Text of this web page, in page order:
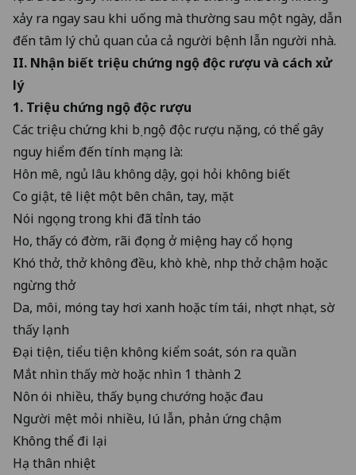
xảy ra ngay sau khi uống mà thường sau một ngày, dẫn
đến tâm lý chủ quan của cả người bệnh lẫn người nhà.
II. Nhận biết triệu chứng ngộ độc rượu và cách xử
lý
1. Triệu chứng ngộ độc rượu
Các triệu chứng khi bị ngộ độc rượu nặng, có thể gây
nguy hiểm đến tính mạng là:
Hôn mê, ngủ lâu không dậy, gọi hỏi không biết
Co giật, tê liệt một bên chân, tay, mặt
Nói ngọng trong khi đã tỉnh táo
Ho, thấy có đờm, rãi đọng ở miệng hay cổ họng
Khó thở, thở không đều, khò khè, nhịp thở chậm hoặc
ngừng thở
Da, môi, móng tay hơi xanh hoặc tím tái, nhợt nhạt, sờ
thấy lạnh
Đại tiện, tiểu tiện không kiểm soát, són ra quần
Mắt nhìn thấy mờ hoặc nhìn 1 thành 2
Nôn ói nhiều, thấy bụng chướng hoặc đau
Người mệt mỏi nhiều, lú lẫn, phản ứng chậm
Không thể đi lại
Hạ thân nhiệt